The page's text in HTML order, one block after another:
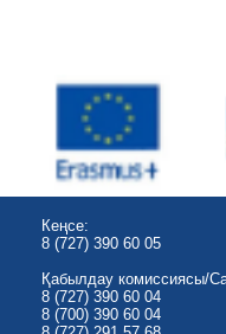
Кеңсе:
8 (727) 390 60 05
Қабылдау комиссиясы/
8 (727) 390 60 04
8 (700) 390 60 04